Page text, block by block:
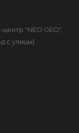
центр "NEO GEO",
с улицы)